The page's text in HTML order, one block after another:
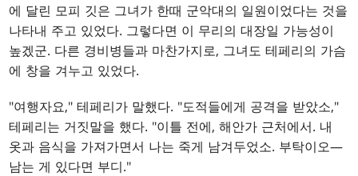
에 달린 모피 깃은 그녀가 한때 군악대의 일원이었다는 것을
나타내 주고 있었다. 그렇다면 이 무리의 대장일 가능성이
높겠군. 다른 경비병들과 마찬가지로, 그녀도 테페리의 가슴
에 창을 겨누고 있었다.
"여행자요," 테페리가 말했다. "도적들에게 공격을 받았소,"
테페리는 거짓말을 했다. "이틀 전에, 해안가 근처에서. 내
옷과 음식을 가져가면서 나는 죽게 남겨두었소. 부탁이오—
남는 게 있다면 부디."